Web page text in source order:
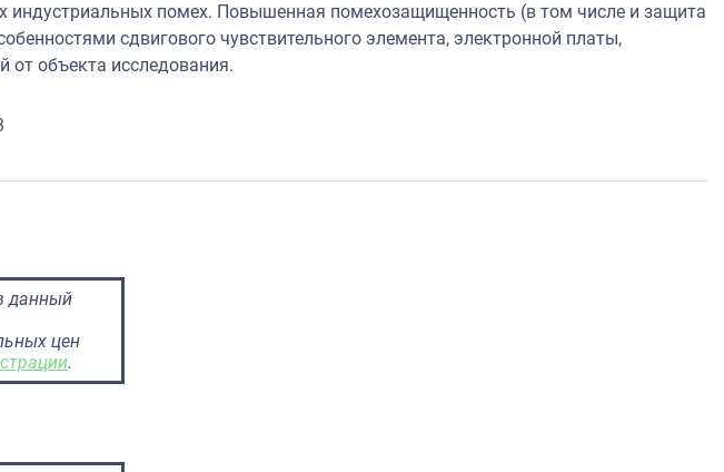
индустриальных помех. Повышенная помехозащищенность (в том числе и защита
сдвигового чувствительного элемента, электронной платы,
от объекта исследования.
данный
цен
.